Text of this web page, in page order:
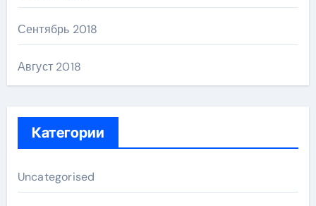
Сентябрь 2018
Август 2018
Категории
Uncategorised